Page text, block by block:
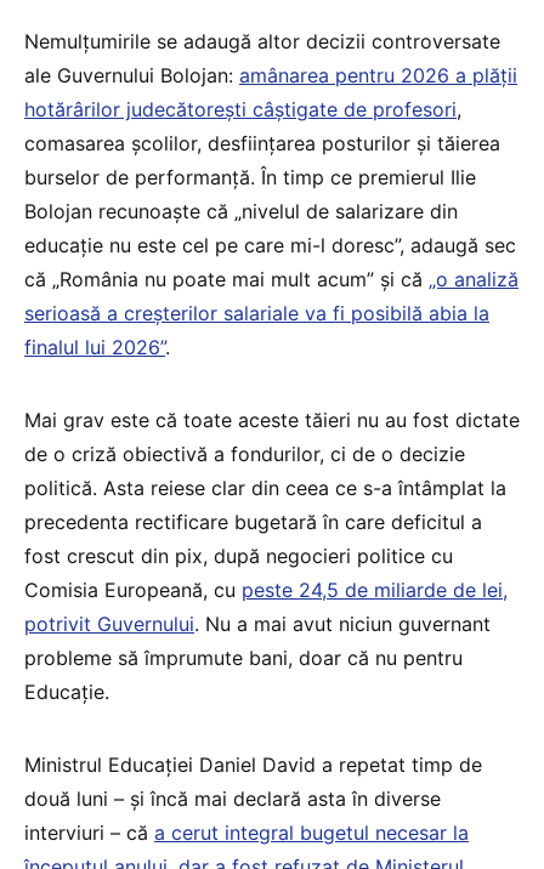
Nemulțumirile se adaugă altor decizii controversate
ale Guvernului Bolojan: amânarea pentru 2026 a plății
hotărârilor judecătorești câștigate de profesori,
comasarea școlilor, desființarea posturilor și tăierea
burselor de performanță. În timp ce premierul Ilie
Bolojan recunoaște că „nivelul de salarizare din
educație nu este cel pe care mi-l doresc”, adaugă sec
că „România nu poate mai mult acum” și că „o analiză
serioasă a creșterilor salariale va fi posibilă abia la
finalul lui 2026”.
Mai grav este că toate aceste tăieri nu au fost dictate
de o criză obiectivă a fondurilor, ci de o decizie
politică. Asta reiese clar din ceea ce s-a întâmplat la
precedenta rectificare bugetară în care deficitul a
fost crescut din pix, după negocieri politice cu
Comisia Europeană, cu peste 24,5 de miliarde de lei,
potrivit Guvernului. Nu a mai avut niciun guvernant
probleme să împrumute bani, doar că nu pentru
Educație.
Ministrul Educației Daniel David a repetat timp de
două luni – și încă mai declară asta în diverse
interviuri – că a cerut integral bugetul necesar la